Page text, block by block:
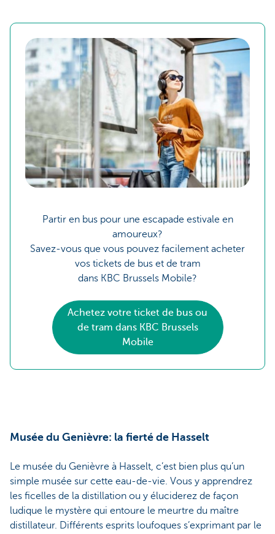
Partir en bus pour une escapade estivale en
amoureux?
Savez-vous que vous pouvez facilement acheter
vos tickets de bus et de tram
dans KBC Brussels Mobile?
Achetez votre ticket de bus ou
de tram dans KBC Brussels
Mobile
Musée du Genièvre: la fierté de Hasselt
Le musée du Genièvre à Hasselt, c’est bien plus qu’un
simple musée sur cette eau-de-vie. Vous y apprendrez
les ficelles de la distillation ou y éluciderez de façon
ludique le mystère qui entoure le meurtre du maître
distillateur. Différents esprits loufoques s’exprimant par le